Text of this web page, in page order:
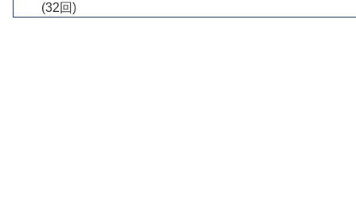
(32回)